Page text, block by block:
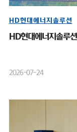
HD현대에너지솔루션
HD현대에너지솔루
2026-07-24